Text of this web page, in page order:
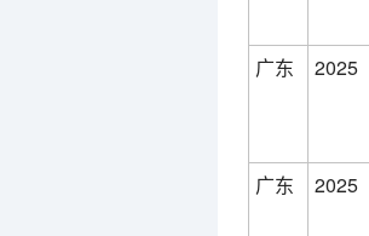
广东 2025
广东 2025